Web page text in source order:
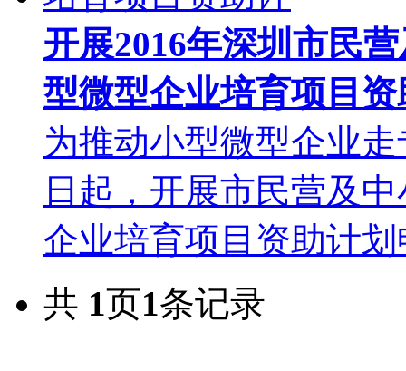
开展2016年深圳市民
型微型企业培育项目资
为推动小型微型企业
日起，开展市民营及
企业培育项目资助计
共 1页1条记录